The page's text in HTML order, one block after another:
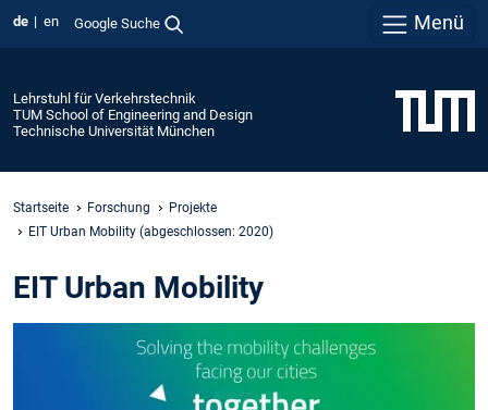
de en Google Suche Menü
Lehrstuhl für Verkehrstechnik
TUM School of Engineering and Design
Technische Universität München
Startseite Forschung
Projekte
EIT Urban Mobility (abgeschlossen: 2020)
EIT Urban Mobility